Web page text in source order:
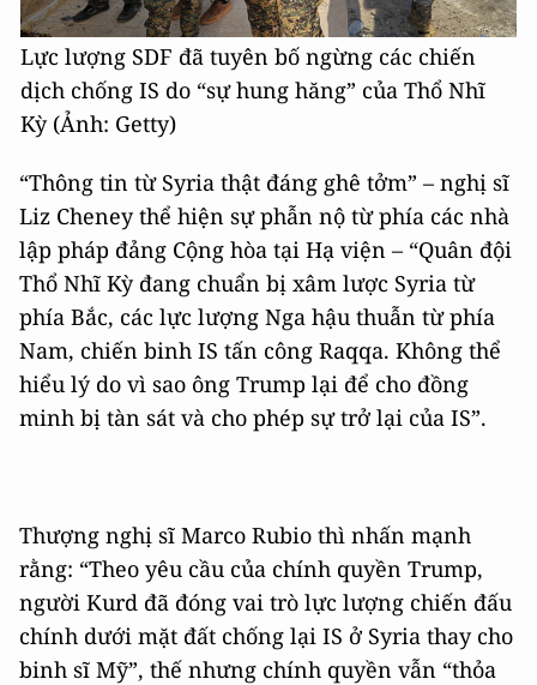
Lực lượng SDF đã tuyên bố ngừng các chiến
dịch chống IS do “sự hung hăng” của Thổ Nhĩ
Kỳ (Ảnh: Getty)
“Thông tin từ Syria thật đáng ghê tởm” – nghị sĩ
Liz Cheney thể hiện sự phẫn nộ từ phía các nhà
lập pháp đảng Cộng hòa tại Hạ viện – “Quân đội
Thổ Nhĩ Kỳ đang chuẩn bị xâm lược Syria từ
phía Bắc, các lực lượng Nga hậu thuẫn từ phía
Nam, chiến binh IS tấn công Raqqa. Không thể
hiểu lý do vì sao ông Trump lại để cho đồng
minh bị tàn sát và cho phép sự trở lại của IS”.
Thượng nghị sĩ Marco Rubio thì nhấn mạnh
rằng: “Theo yêu cầu của chính quyền Trump,
người Kurd đã đóng vai trò lực lượng chiến đấu
chính dưới mặt đất chống lại IS ở Syria thay cho
binh sĩ Mỹ”, thế nhưng chính quyền vẫn “thỏa